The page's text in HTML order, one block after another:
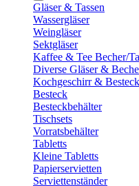
Gläser & Tassen
Wassergläser
Weingläser
Sektgläser
Kaffee & Tee Becher/
Diverse Gläser &
Kochgeschirr & Besteck
Besteck
Besteckbehälter
Tischsets
Vorratsbehälter
Tabletts
Kleine Tabletts
Papierservietten
Serviettenständer